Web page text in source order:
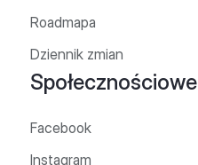
Roadmapa
Dziennik zmian
Społecznościowe
Facebook
Instagram